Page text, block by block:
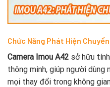
Chức Năng Phát Hiện
Camera Imou A42 sở hữu
thông minh, giúp người dùng
mọi thay đổi trong không